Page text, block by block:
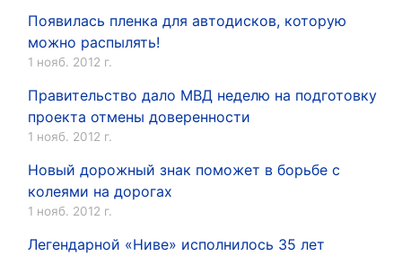
Появилась пленка для автодисков, которую
можно распылять!
1 нояб. 2012 г.
Правительство дало МВД неделю на подготовку
проекта отмены доверенности
1 нояб. 2012 г.
Новый дорожный знак поможет в борьбе с
колеями на дорогах
1 нояб. 2012 г.
Легендарной «Ниве» исполнилось 35 лет